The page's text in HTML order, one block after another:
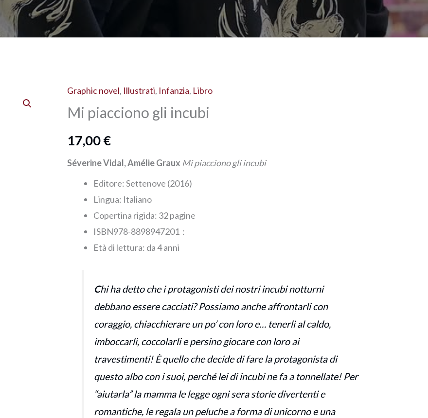
Graphic novel, Illustrati, Infanzia, Libro
Mi piacciono gli incubi
17,00€
Séverine Vidal, Amélie Graux Mi piacciono gli incubi
Editore: ‎Settenove (2016)
Lingua: ‎ Italiano
Copertina rigida:‎ 32 pagine
ISBN‏ : 978-8898947201
Età di lettura: da 4 anni
Chi ha detto che i protagonisti dei nostri incubi notturni
debbano essere cacciati? Possiamo anche affrontarli con
coraggio, chiacchierare un po’ con loro e… tenerli al caldo,
imboccarli, coccolarli e persino giocare con loro ai
travestimenti! È quello che decide di fare la protagonista di
questo albo con i suoi, perché lei di incubi ne fa a tonnellate! Per
“aiutarla” la mamma le legge ogni sera storie divertenti e
romantiche, le regala un peluche a forma di unicorno e una